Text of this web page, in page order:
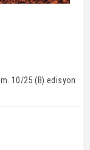
10/25 (B) edisyon